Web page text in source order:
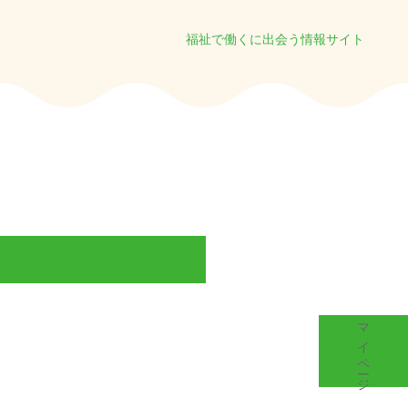
福祉で働くに出会う情報サイト
マイページ